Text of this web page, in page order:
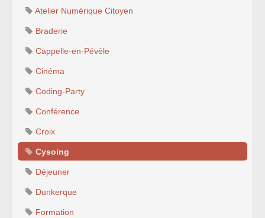
Atelier Numérique Citoyen
Braderie
Cappelle-en-Pévèle
Cinéma
Coding-Party
Conférence
Croix
Cysoing
Déjeuner
Dunkerque
Formation